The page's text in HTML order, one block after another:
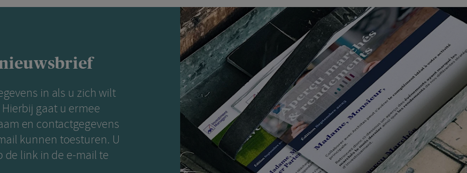
in als u zich wilt
gaat u ermee
en contactgegevens
kunnen toesturen. U
link in de e-mail te